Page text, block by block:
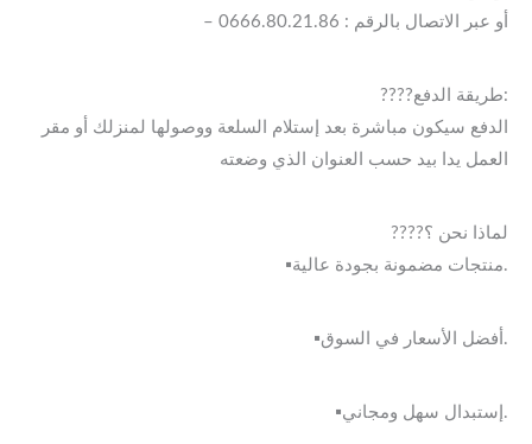
– أو عبر الاتصال بالرقم : 0666.80.21.86
????طريقة الدفع:
الدفع سيكون مباشرة بعد إستلام السلعة ووصولها لمنزلك أو مقر
العمل يدا بيد حسب العنوان الذي وضعته
????لماذا نحن ؟
▪️منتجات مضمونة بجودة عالية.
▪️أفضل الأسعار في السوق.
▪️إستبدال سهل ومجاني.